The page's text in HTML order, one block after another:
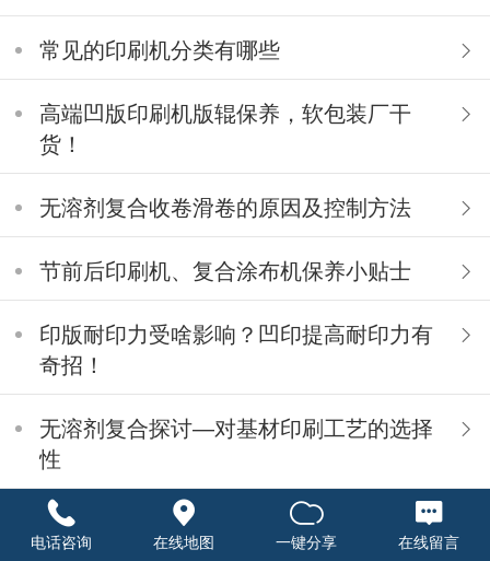
常见的印刷机分类有哪些
高端凹版印刷机版辊保养，软包装厂干
货！
无溶剂复合收卷滑卷的原因及控制方法
节前后印刷机、复合涂布机保养小贴士
印版耐印力受啥影响？凹印提高耐印力有
奇招！
无溶剂复合探讨—对基材印刷工艺的选择
性
环保之风来袭之国家VOCs管控政策
电话咨询 在线地图 一键分享 在线留言